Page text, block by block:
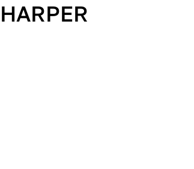
HARPER